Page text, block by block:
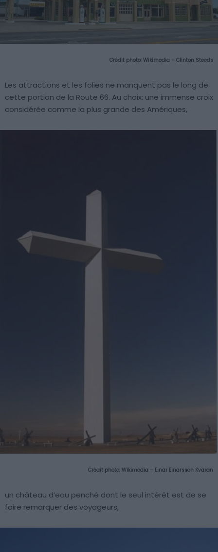
Crédit photo: Wikimedia – Clinton Steeds
Les attractions et les folies ne manquent pas le long de
cette portion de la Route 66. Au choix: une immense croix
considérée comme la plus grande des Amériques,
Crédit photo: Wikimedia – Einar Einarsson Kvaran
un château d’eau penché dont le seul intérêt est de se
faire remarquer des voyageurs,